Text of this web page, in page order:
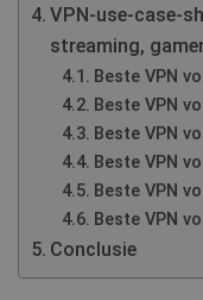
streaming,
Beste VPN
Beste VPN
Beste VPN
Beste VPN
Beste VPN
Beste VPN
Conclusie